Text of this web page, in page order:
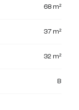
68 m²
37 m²
32 m²
B